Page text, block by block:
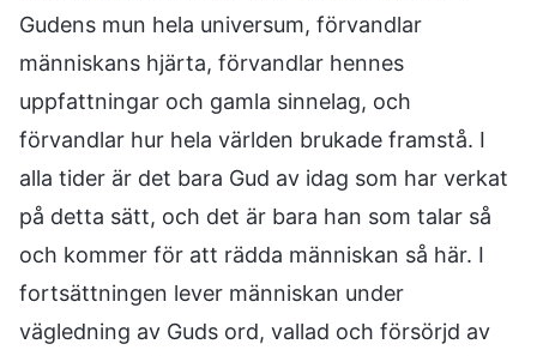
Gudens mun hela universum, förvandlar
människans hjärta, förvandlar hennes
uppfattningar och gamla sinnelag, och
förvandlar hur hela världen brukade framstå. I
alla tider är det bara Gud av idag som har verkat
på detta sätt, och det är bara han som talar så
och kommer för att rädda människan så här. I
fortsättningen lever människan under
vägledning av Guds ord, vallad och försörjd av